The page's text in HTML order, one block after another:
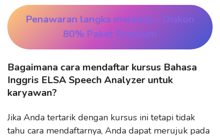
Penawaran langka meledak – Diskon
80% Paket Premium
Bagaimana cara mendaftar kursus Bahasa
Inggris ELSA Speech Analyzer untuk
karyawan?
Jika Anda tertarik dengan kursus ini tetapi tidak
tahu cara mendaftarnya, Anda dapat merujuk pada